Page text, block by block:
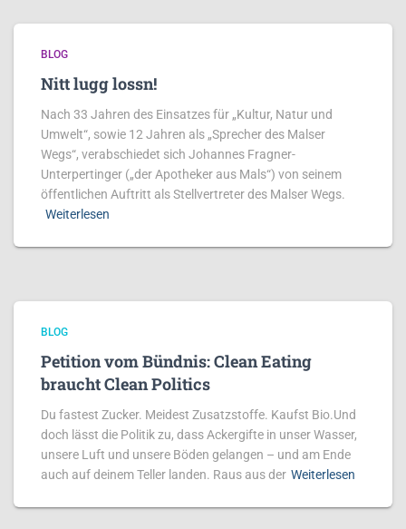
BLOG
Nitt lugg lossn!
Nach 33 Jahren des Einsatzes für „Kultur, Natur und
Umwelt“, sowie 12 Jahren als „Sprecher des Malser
Wegs“, verabschiedet sich Johannes Fragner-
Unterpertinger („der Apotheker aus Mals“) von seinem
öffentlichen Auftritt als Stellvertreter des Malser Wegs.
Weiterlesen
BLOG
Petition vom Bündnis: Clean Eating
braucht Clean Politics
Du fastest Zucker. Meidest Zusatzstoffe. Kaufst Bio.Und
doch lässt die Politik zu, dass Ackergifte in unser Wasser,
unsere Luft und unsere Böden gelangen – und am Ende
auch auf deinem Teller landen. Raus aus der Weiterlesen